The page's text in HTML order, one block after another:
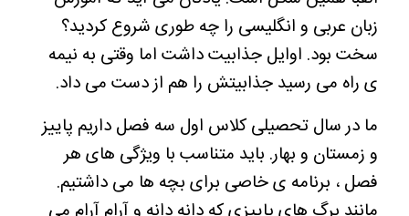
زبان عربی و انگلیسی را چه طوری شروع کردید؟
سخت بود. اوایل جذابیت داشت اما وقتی به نیمه
ی راه می رسید جذابیتش را هم از دست می داد.
ما در سال تحصیلی کلاس اول سه فصل داریم پاییز
و زمستان و بهار. باید متناسب با ویژگی های هر
فصل ، برنامه ی خاصی برای بچه ها می داشتیم.